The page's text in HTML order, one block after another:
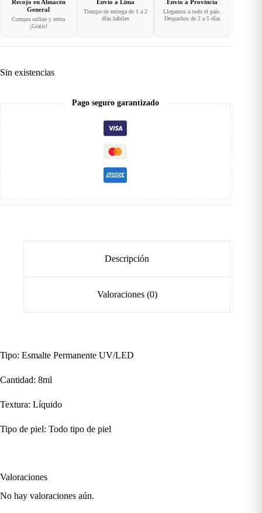
Recojo en Almacén
General
Compra online y retira
¡Gratis!
Envío a Lima
Tiempo de entrega de 1 a 2
días hábiles
Envío a Provincia
Llegamos a todo el país.
Despachos de 2 a 5 días
Sin existencias
Pago seguro garantizado
Descripción
Valoraciones (0)
Tipo: Esmalte Permanente UV/LED
Cantidad: 8ml
Textura: Líquido
Tipo de piel: Todo tipo de piel
Valoraciones
No hay valoraciones aún.